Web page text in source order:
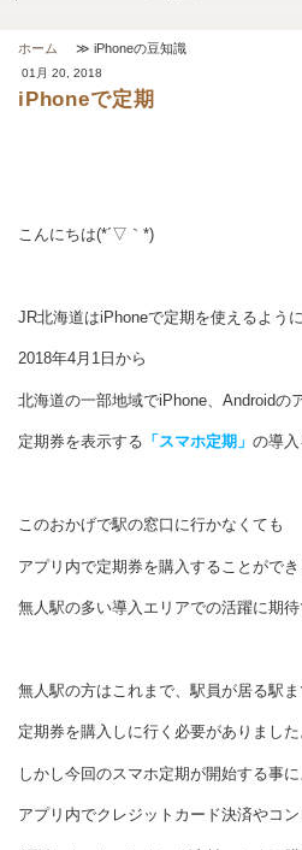
ホーム ≫ iPhoneの豆知識
01月 20, 2018
iPhoneで定期
こんにちは(*´▽｀*)
JR北海道はiPhoneで定期を使えるよう
2018年4月1日から
北海道の一部地域でiPhone、Androidの
定期券を表示する 「スマホ定期」 の導入
このおかげで駅の窓口に行かなくても
アプリ内で定期券を購入することができ
無人駅の多い導入エリアでの活躍に期
無人駅の方はこれまで、駅員が居る駅
定期券を購入しに行く必要がありました
しかし今回のスマホ定期が開始する事
アプリ内でクレジットカード決済やコン